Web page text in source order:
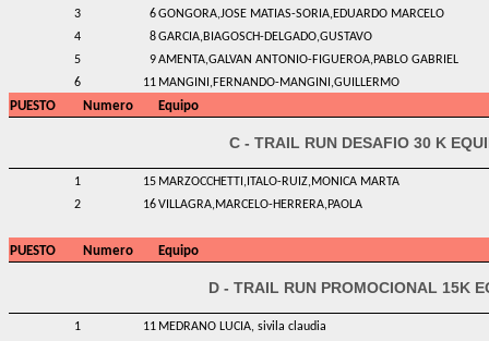
3
6GONGORA,JOSE MATIAS-SORIA,EDUARDO MARCELO
4
8GARCIA,BIAGOSCH-DELGADO,GUSTAVO
5
9AMENTA,GALVAN ANTONIO-FIGUEROA,PABLO GABRIEL
6
11 MANGINI,FERNANDO-MANGINI,GUILLERMO
PUESTO Numero Equipo
C - TRAIL RUN DESAFIO 30 K
1 15 MARZOCCHETTI,ITALO-RUIZ,MONICA MARTA
2
16VILLAGRA,MARCELO-HERRERA,PAOLA
PUESTO Numero Equipo
D - TRAIL RUN PROMOCIONAL 15K
1 11 MEDRANO LUCIA, sivila claudia